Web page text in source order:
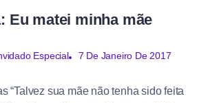
Eu matei minha mãe
Especial 7 De Janeiro De 2017
“Talvez sua mãe não tenha sido feita